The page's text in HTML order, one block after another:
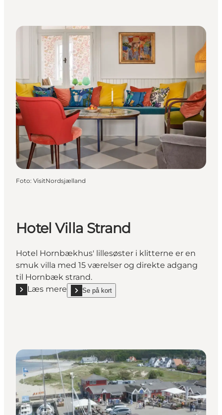
Foto: VisitNordsjælland
Hotel Villa Strand
Hotel Hornbækhus' lillesøster i klitterne er en
smuk villa med 15 værelser og direkte adgang
til Hornbæk strand.
Læs mere
Læs mere "Hotel Villa Strand"
Se på kort
show Hotel Villa Strand on_map